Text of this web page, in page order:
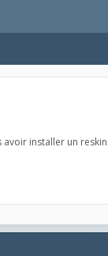
installer un